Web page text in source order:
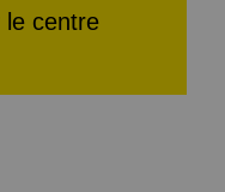
le centre